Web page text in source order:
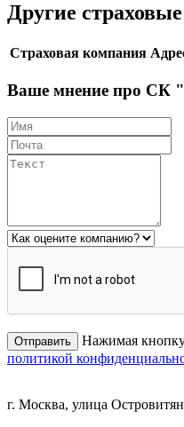
Другие
Страховая компания
Ваше мнение про
Нажимая
политикой
г. Москва, улица